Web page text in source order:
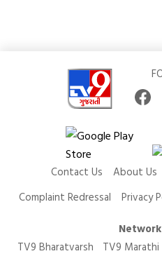
Contact Us About Us
Complaint Redressal
Privacy
TV9 Bharatvarsh
TV9 Marathi